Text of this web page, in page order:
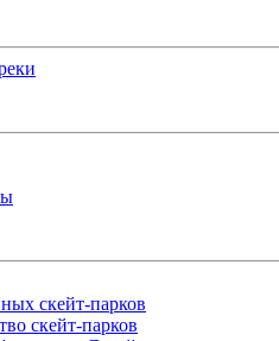
скейт-парков
скейт-парков